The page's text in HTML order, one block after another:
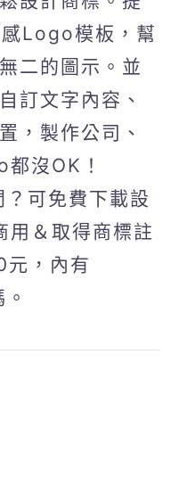
Logo模板，幫
二的圖示。並
訂文字內容、
，製作公司、
沒OK！
可免費下載設
＆取得商標註
，內有